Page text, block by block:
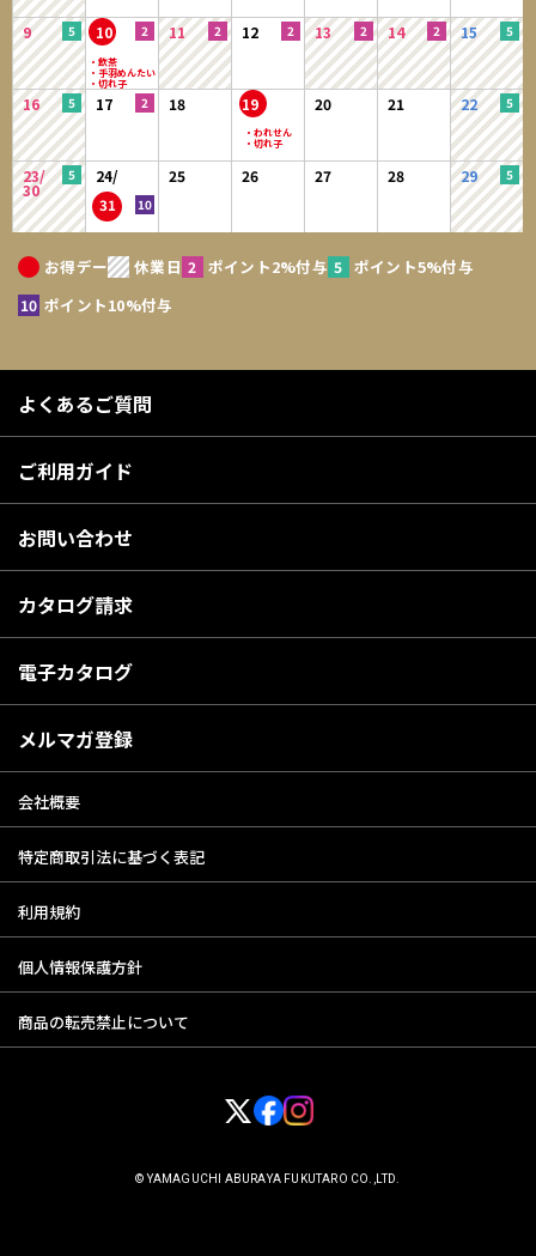
9 10 11 12 13 14 15
16 17 18 19 20 21 22
23/
30
24/
31
25 26 27 28 29
お得デー 休業日 ポイント2%付与
ポイント5%付与
ポイント10%付与
よくあるご質問
ご利用ガイド
お問い合わせ
カタログ請求
電子カタログ
メルマガ登録
会社概要
特定商取引法に基づく表記
利用規約
個人情報保護方針
商品の転売禁止について
© YAMAGUCHI ABURAYA FUKUTARO CO.,LTD.